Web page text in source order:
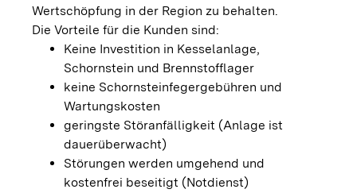
Wertschöpfung in der Region zu behalten.
Die Vorteile für die Kunden sind:
Keine Investition in Kesselanlage,
Schornstein und Brennstofflager
keine Schornsteinfegergebühren und
Wartungskosten
geringste Störanfälligkeit (Anlage ist
dauerüberwacht)
Störungen werden umgehend und
kostenfrei beseitigt (Notdienst)